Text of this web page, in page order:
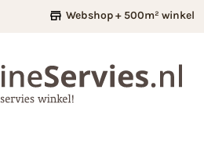
Webshop + 500m² winkel